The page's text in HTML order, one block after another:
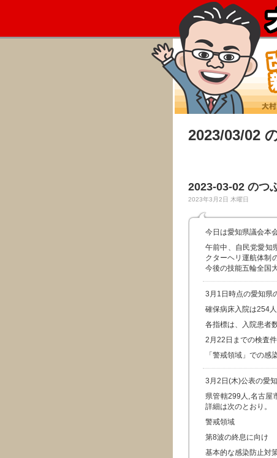
2023/03/02
2023-03-02 のつ
2023年3月2日 木曜日
今日は愛知県議会本
午前中、自民党愛知
クターヘリ運航体制
今後の技能五輪全国
3月1日時点の愛知県
確保病床入院は254人
各指標は、入院患者
2月22日までの検査
「警戒領域」での
3月2日(木)公表の愛
県管轄299人,名古屋
詳細は次のとおり。
警戒領域
第8波の終息に向け
基本的な感染防止対